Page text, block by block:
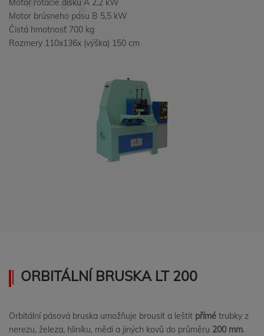
Motor rotácie disku A 2,2 kW
Motor brúsneho pásu B 5,5 kW
Čistá hmotnosť 700 kg
Rozmery 110x136x (výška) 150 cm
ORBITÁLNÍ BRUSKA LT 200
Orbitální pásová bruska umožňuje brousit a leštit přímé trubky z
nerezu, železa, hliníku, mědi a jiných kovů do průměru 200 mm.